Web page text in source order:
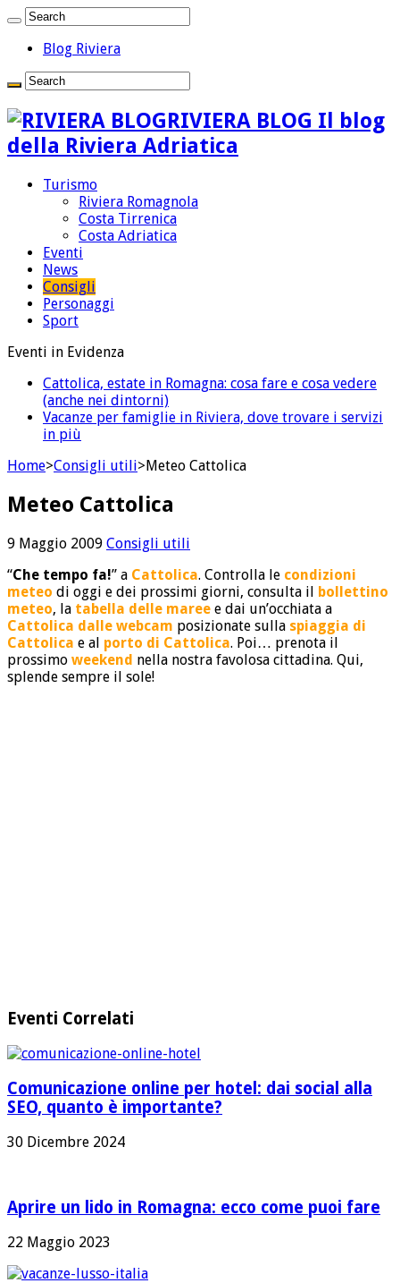
Blog Riviera
RIVIERA BLOG Il blog
della Riviera Adriatica
Turismo
Riviera Romagnola
Costa Tirrenica
Costa Adriatica
Eventi
News
Consigli
Personaggi
Sport
Eventi in Evidenza
Cattolica, estate in Romagna: cosa fare e cosa vedere
(anche nei dintorni)
Vacanze per famiglie in Riviera, dove trovare i servizi
in più
Home>Consigli utili>Meteo Cattolica
Meteo Cattolica
9 Maggio 2009 Consigli utili
“Che tempo fa!” a Cattolica. Controlla le condizioni
meteo di oggi e dei prossimi giorni, consulta il bollettino
meteo, la tabella delle maree e dai un’occhiata a
Cattolica dalle webcam posizionate sulla spiaggia di
Cattolica e al porto di Cattolica. Poi… prenota il
prossimo weekend nella nostra favolosa cittadina. Qui,
splende sempre il sole!
Eventi Correlati
Comunicazione online per hotel: dai social alla
SEO, quanto è importante?
30 Dicembre 2024
Aprire un lido in Romagna: ecco come puoi fare
22 Maggio 2023